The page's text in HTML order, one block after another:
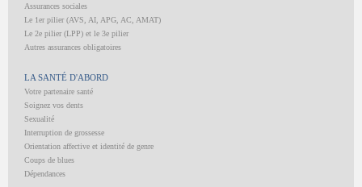
Assurances sociales
Le 1er pilier (AVS, AI, APG, AC, AMAT)
Le 2e pilier (LPP) et le 3e pilier
Autres assurances obligatoires
LA SANTÉ D'ABORD
Votre partenaire santé
Soignez vos dents
Sexualité
Interruption de grossesse
Orientation affective et identité de genre
Coups de blues
Dépendances